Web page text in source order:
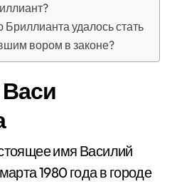
Бриллианта удалось стать
вором в законе?
имя Василий
1980 года в городе